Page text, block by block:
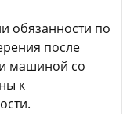
обязанности по
после
машиной со
к